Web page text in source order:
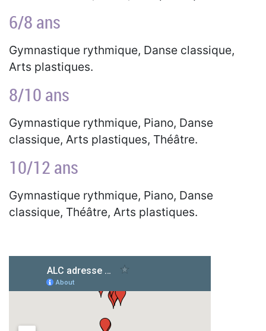
6/8 ans
Gymnastique rythmique, Danse classique,
Arts plastiques.
8/10 ans
Gymnastique rythmique, Piano, Danse
classique, Arts plastiques, Théâtre.
10/12 ans
Gymnastique rythmique, Piano, Danse
classique, Théâtre, Arts plastiques.